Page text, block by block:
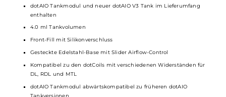
Ausgangsspannung: 1 bis 10 Volt
Auto Mode mit automatischer Leistungsanpassung in vier
des Coilwiderstandes (z.B. bei 0.7 Ohm